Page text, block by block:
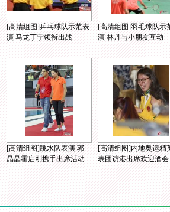
[高清组图]乒乓球队示范表
演 马龙丁宁领衔出战
[高清组图]羽毛球队示
演 林丹与小朋友互动
[高清组图]跳水队表演 郭
晶晶霍启刚携手出席活动
[高清组图]内地奥运精
表团访港出席欢迎酒会